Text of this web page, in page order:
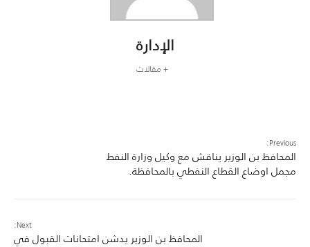
الإدارة
+ مقالات
Previous:
المحافظ بن الوزير يناقش مع وكيل وزارة النفط
مجمل اوضاع القطاع النفطي بالمحافظة.
Next:
المحافظ بن الوزير يدشن امتحانات القبول في